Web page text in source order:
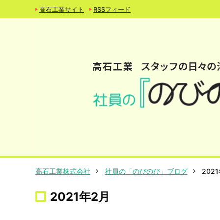
高石工業サイト RSSフィード
高石工業株式会社 社員の「のびのび」ブログ 2021
2021年2月